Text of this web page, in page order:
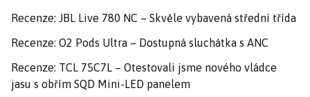
Recenze: JBL Live 780 NC – Skvěle vybavená střední třída
Recenze: O2 Pods Ultra – Dostupná sluchátka s ANC
Recenze: TCL 75C7L – Otestovali jsme nového vládce
jasu s obřím SQD Mini-LED panelem